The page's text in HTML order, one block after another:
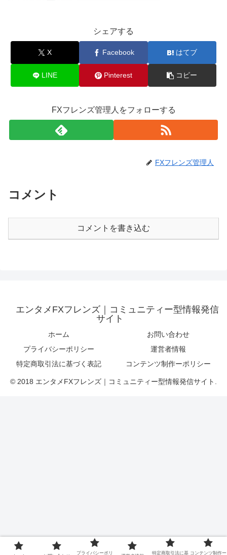
シェアする
X Facebook はてブ
LINE Pinterest コピー
FXフレンズ管理人をフォローする
FXフレンズ管理人
コメント
コメントを書き込む
エンタメFXフレンズ｜コミュニティー型情報発信
サイト
ホーム
お問い合わせ
プライバシーポリシー
運営者情報
特定商取引法に基づく表記
コンテンツ制作ーポリシー
© 2018 エンタメFXフレンズ｜コミュニティー型情報発信サイト.
プライバシーポリ 特定商取引法に基 コンテンツ制作ー